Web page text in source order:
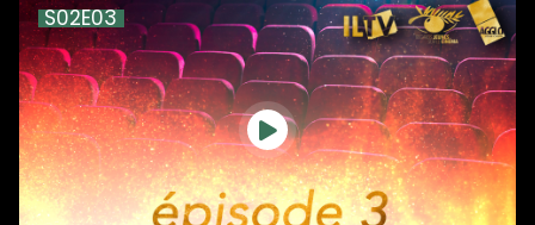
S02E03